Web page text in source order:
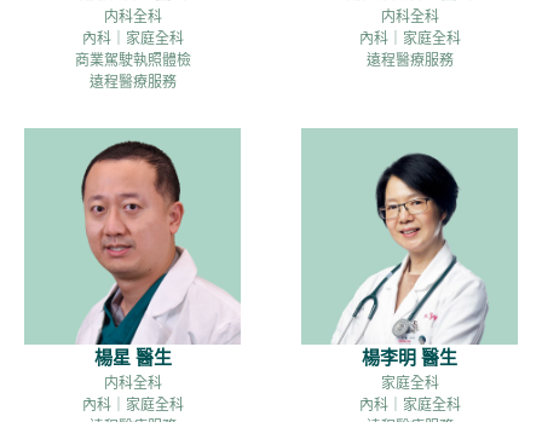
内科全科
內科｜家庭全科
商業駕駛執照體檢
遠程醫療服務
内科全科
內科｜家庭全科
遠程醫療服務
楊星 醫生
内科全科
內科｜家庭全科
楊李明 醫生
家庭全科
內科｜家庭全科